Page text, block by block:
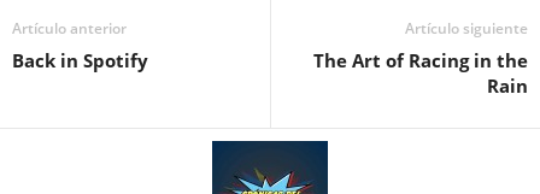
Artículo anterior
Back in Spotify
Artículo siguiente
The Art of Racing in the
Rain